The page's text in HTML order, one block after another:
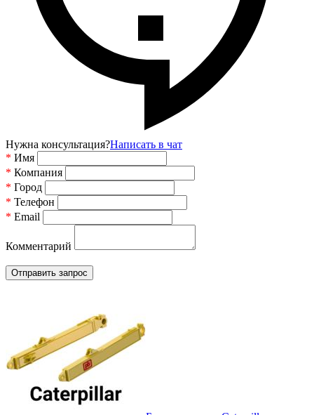
Нужна консультация?Написать в чат
* Имя
* Компания
* Город
* Телефон
* Email
Комментарий